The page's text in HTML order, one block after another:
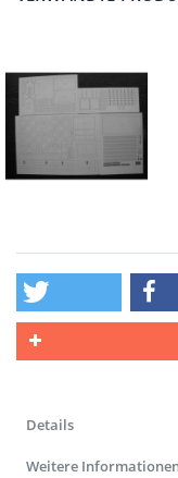
Details
Weitere